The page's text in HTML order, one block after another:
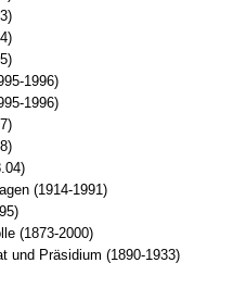
1996)
1996)
(1914-1991)
(1873-2000)
und Präsidium (1890-1933)